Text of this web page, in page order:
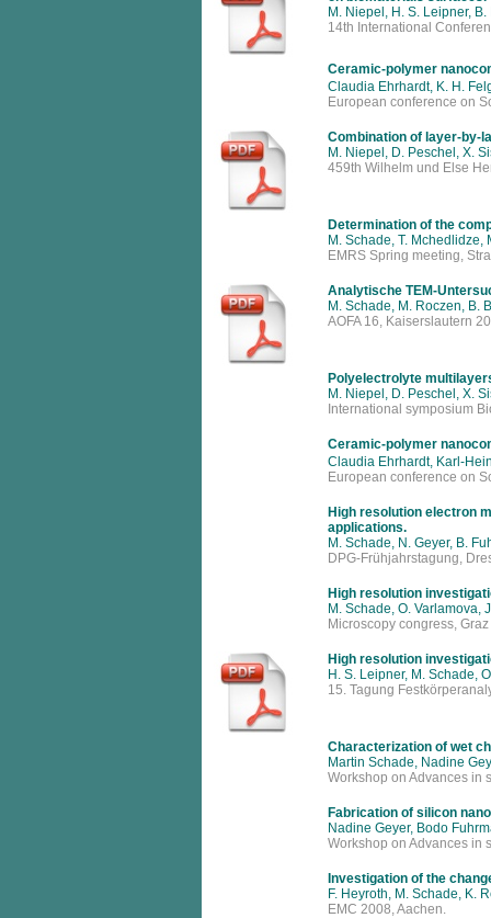
M. Niepel, H. S. Leipner,
14th International
Ceramic-polymer
Claudia Ehrhardt, K. H.
European conference on
Combination of layer-by-
M. Niepel, D. Peschel, X.
459th Wilhelm und Else
Determination of the
M. Schade, T. Mchedlidze,
EMRS Spring meeting,
Analytische TEM-
M. Schade, M. Roczen, B.
AOFA 16, Kaiserslautern
Polyelectrolyte
M. Niepel, D. Peschel, X.
International symposium
Ceramic-polymer
Claudia Ehrhardt, Karl-
European conference on
High resolution electron
applications.
M. Schade, N. Geyer, B.
DPG-Frühjahrstagung,
High resolution
M. Schade, O. Varlamova,
Microscopy congress,
High resolution
H. S. Leipner, M. Schade,
15. Tagung
Characterization of wet
Martin Schade, Nadine
Workshop on Advances in
Fabrication of silicon
Nadine Geyer, Bodo
Workshop on Advances in
Investigation of the
F. Heyroth, M. Schade, K.
EMC 2008, Aachen.